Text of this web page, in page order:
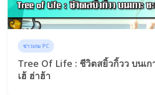
ข่าวเกม PC
Tree Of Life : ชีวิตสยิ้วกิ้วว บนเก
เฮ้ ฮ่าฮ้า